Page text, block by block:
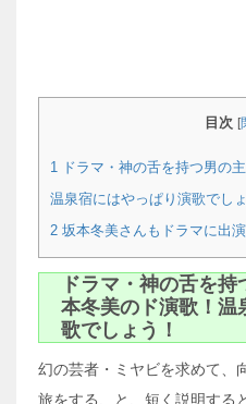
目次 [
1
ドラマ・神の舌を持つ男の
温泉宿にはやっぱり演歌でし
2 坂本冬美さんもドラマに出
ドラマ・神の舌を
本冬美のド演歌！温
歌でしょう！
幻の芸者・ミヤビを求めて、
旅をする、と、短く説明する